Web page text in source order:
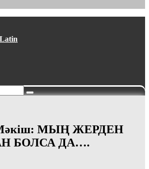
Latin
МЫҢ ЖЕРДЕН
БОЛСА ДА….